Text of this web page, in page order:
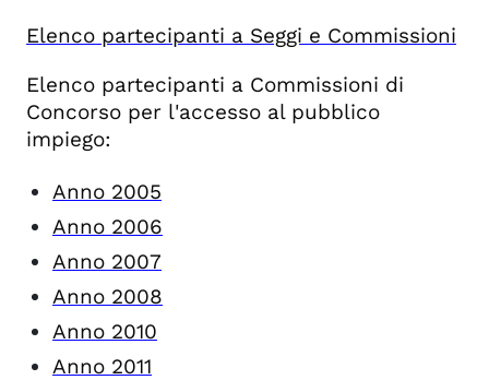
Elenco partecipanti a Seggi e Commissioni
Elenco partecipanti a Commissioni di
Concorso per l'accesso al pubblico
impiego:
Anno 2005
Anno 2006
Anno 2007
Anno 2008
Anno 2010
Anno 2011